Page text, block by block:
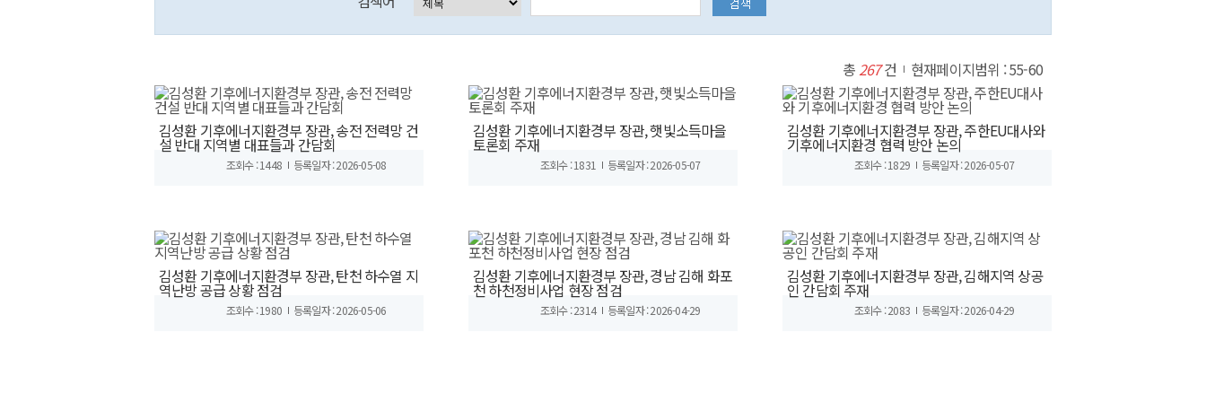
총267건 현재페이지범위 : 55-60
김성환 기후에너지환경부 장관, 송전 전력망 건
설 반대 지역별 대표들과 간담회
조회수 : 1448 등록일자 : 2026-05-08
김성환 기후에너지환경부 장관, 햇빛소득마을
토론회 주재
조회수 : 1831 등록일자 : 2026-05-07
김성환 기후에너지환경부 장관, 주한EU대사와
기후에너지환경 협력 방안 논의
조회수 : 1829 등록일자 : 2026-05-07
김성환 기후에너지환경부 장관, 탄천 하수열 지
역난방 공급 상황 점검
조회수 : 1980 등록일자 : 2026-05-06
김성환 기후에너지환경부 장관, 경남 김해 화포
천 하천정비사업 현장 점검
조회수 : 2314 등록일자 : 2026-04-29
김성환 기후에너지환경부 장관, 김해지역 상공
인 간담회 주재
조회수 : 2083 등록일자 : 2026-04-29